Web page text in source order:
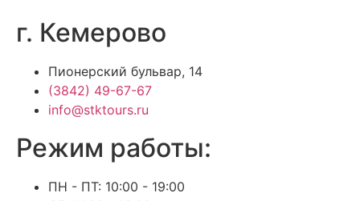
г. Кемерово
Пионерский бульвар, 14
(3842) 49-67-67
info@stktours.ru
Режим работы:
ПН - ПТ: 10:00 - 19:00